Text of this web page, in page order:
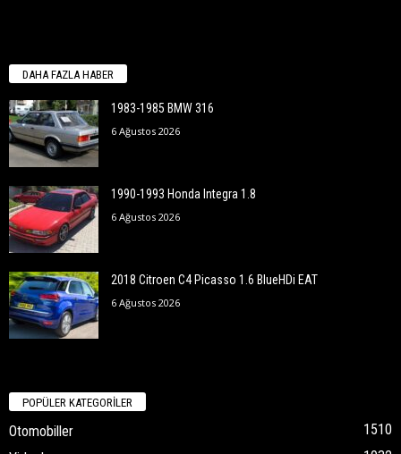
DAHA FAZLA HABER
1983-1985 BMW 316
6 Ağustos 2026
1990-1993 Honda Integra 1.8
6 Ağustos 2026
2018 Citroen C4 Picasso 1.6 BlueHDi EAT
6 Ağustos 2026
POPÜLER KATEGORİLER
Otomobiller
1510